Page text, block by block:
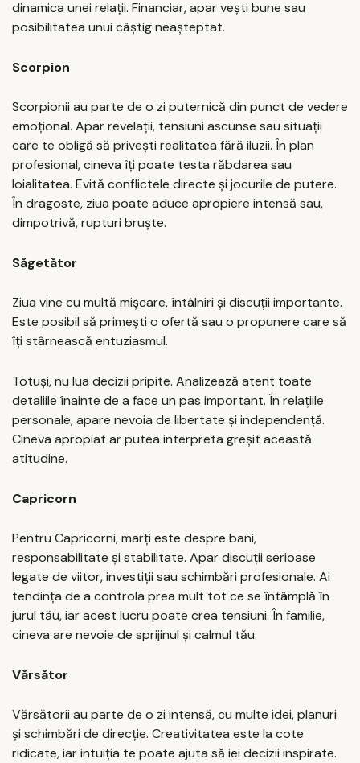
dinamica unei relații. Financiar, apar vești bune sau
posibilitatea unui câștig neașteptat.
Scorpion
Scorpionii au parte de o zi puternică din punct de vedere
emoțional. Apar revelații, tensiuni ascunse sau situații
care te obligă să privești realitatea fără iluzii. În plan
profesional, cineva îți poate testa răbdarea sau
loialitatea. Evită conflictele directe și jocurile de putere.
În dragoste, ziua poate aduce apropiere intensă sau,
dimpotrivă, rupturi bruște.
Săgetător
Ziua vine cu multă mișcare, întâlniri și discuții importante.
Este posibil să primești o ofertă sau o propunere care să
îți stârnească entuziasmul.
Totuși, nu lua decizii pripite. Analizează atent toate
detaliile înainte de a face un pas important. În relațiile
personale, apare nevoia de libertate și independență.
Cineva apropiat ar putea interpreta greșit această
atitudine.
Capricorn
Pentru Capricorni, marți este despre bani,
responsabilitate și stabilitate. Apar discuții serioase
legate de viitor, investiții sau schimbări profesionale. Ai
tendința de a controla prea mult tot ce se întâmplă în
jurul tău, iar acest lucru poate crea tensiuni. În familie,
cineva are nevoie de sprijinul și calmul tău.
Vărsător
Vărsătorii au parte de o zi intensă, cu multe idei, planuri
și schimbări de direcție. Creativitatea este la cote
ridicate, iar intuiția te poate ajuta să iei decizii inspirate.